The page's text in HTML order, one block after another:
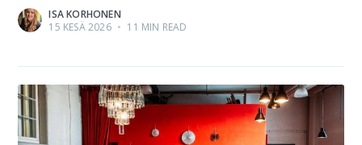
ISA KORHONEN
15 KESÄ 2026 • 11 MIN READ